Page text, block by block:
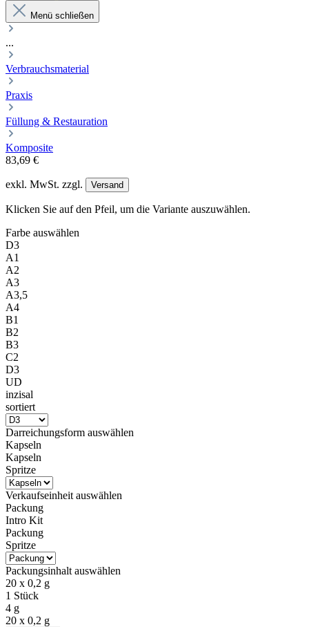
Menü schließen
...
Verbrauchsmaterial
Praxis
Füllung & Restauration
Komposite
83,69 €
exkl. MwSt. zzgl. Versand
Klicken Sie auf den Pfeil, um die Variante auszuwählen.
Farbe auswählen
D3
A1
A2
A3
A3,5
A4
B1
B2
B3
C2
D3
UD
inzisal
sortiert
Darreichungsform auswählen
Kapseln
Kapseln
Spritze
Verkaufseinheit auswählen
Packung
Intro Kit
Packung
Spritze
Packungsinhalt auswählen
20 x 0,2 g
1 Stück
4 g
20 x 0,2 g